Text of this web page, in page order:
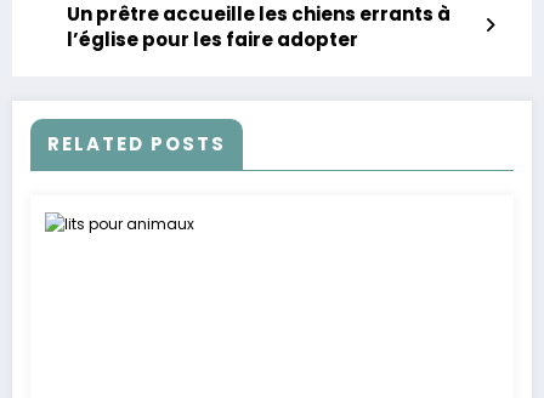
Un prêtre accueille les chiens errants à
l’église pour les faire adopter
RELATED POSTS